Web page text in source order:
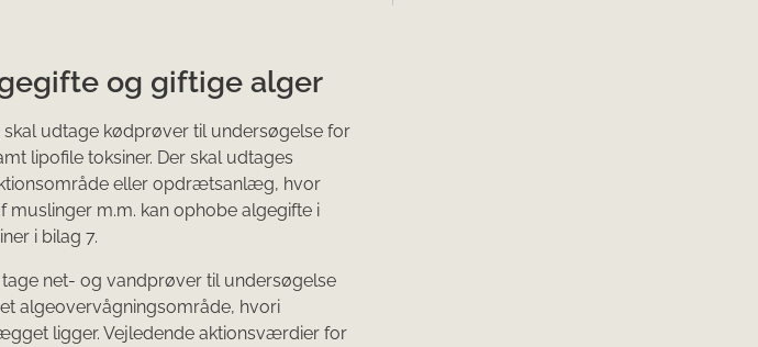
og giftige alger
udtage kødprøver til undersøgelse for
lipofile toksiner. Der skal udtages
eller opdrætsanlæg, hvor
muslinger m.m. kan ophobe algegifte i
i bilag 7.
net- og vandprøver til undersøgelse
algeovervågningsområde, hvori
ligger. Vejledende aktionsværdier for